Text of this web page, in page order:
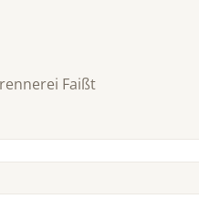
Faißt